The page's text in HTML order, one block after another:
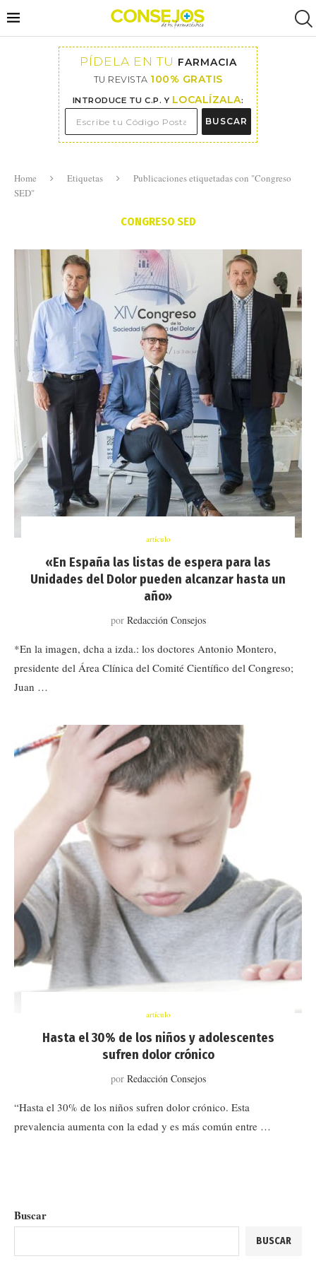
PÍDELA EN TU FARMACIA
TU REVISTA 100% GRATIS
INTRODUCE TU C.P. Y LOCALÍZALA:
BUSCAR
Home Etiquetas
Publicaciones etiquetadas con "Congreso
SED"
CONGRESO SED
artículo
«En España las listas de espera para las
Unidades del Dolor pueden alcanzar hasta un
año»
por Redacción Consejos
*En la imagen, dcha a izda.: los doctores Antonio Montero,
presidente del Área Clínica del Comité Científico del Congreso;
Juan …
artículo
Hasta el 30% de los niños y adolescentes
sufren dolor crónico
por Redacción Consejos
“Hasta el 30% de los niños sufren dolor crónico. Esta
prevalencia aumenta con la edad y es más común entre …
Buscar
BUSCAR